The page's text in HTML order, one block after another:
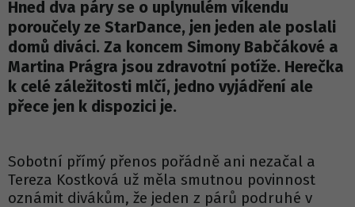
Hned dva páry se o uplynulém víkendu
poroučely ze StarDance, jen jeden ale poslali
domů diváci. Za koncem Simony Babčákové a
Martina Prágra jsou zdravotní potíže. Herečka
k celé záležitosti mlčí, jedno vyjádření ale
přece jen k dispozici je.
Sobotní přímý přenos pořádně ani nezačal a
Tereza Kostková už měla smutnou povinnost
oznámit divákům, že jeden z párů podruhé v